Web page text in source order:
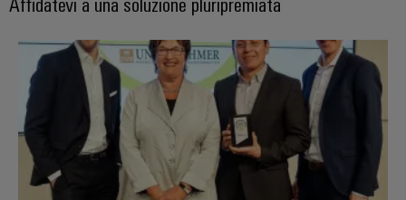
Weidmüller vince il German